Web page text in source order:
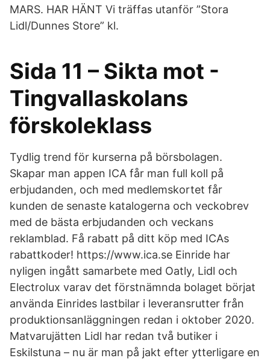
MARS. HAR HÄNT Vi träffas utanför ”Stora
Lidl/Dunnes Store” kl.
Sida 11 – Sikta mot -
Tingvallaskolans
förskoleklass
Tydlig trend för kurserna på börsbolagen.
Skapar man appen ICA får man full koll på
erbjudanden, och med medlemskortet får
kunden de senaste katalogerna och veckobrev
med de bästa erbjudanden och veckans
reklamblad. Få rabatt på ditt köp med ICAs
rabattkoder! https://www.ica.se Einride har
nyligen ingått samarbete med Oatly, Lidl och
Electrolux varav det förstnämnda bolaget börjat
använda Einrides lastbilar i leveransrutter från
produktionsanläggningen redan i oktober 2020.
Matvarujätten Lidl har redan två butiker i
Eskilstuna – nu är man på jakt efter ytterligare en